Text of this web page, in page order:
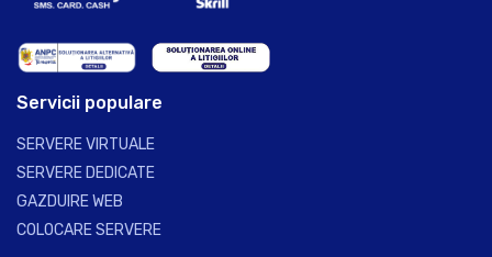
Servicii populare
SERVERE VIRTUALE
SERVERE DEDICATE
GAZDUIRE WEB
COLOCARE SERVERE